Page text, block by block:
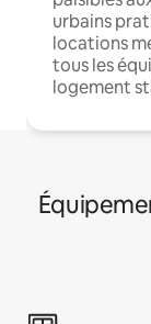
urbains
locations
tous les
logement